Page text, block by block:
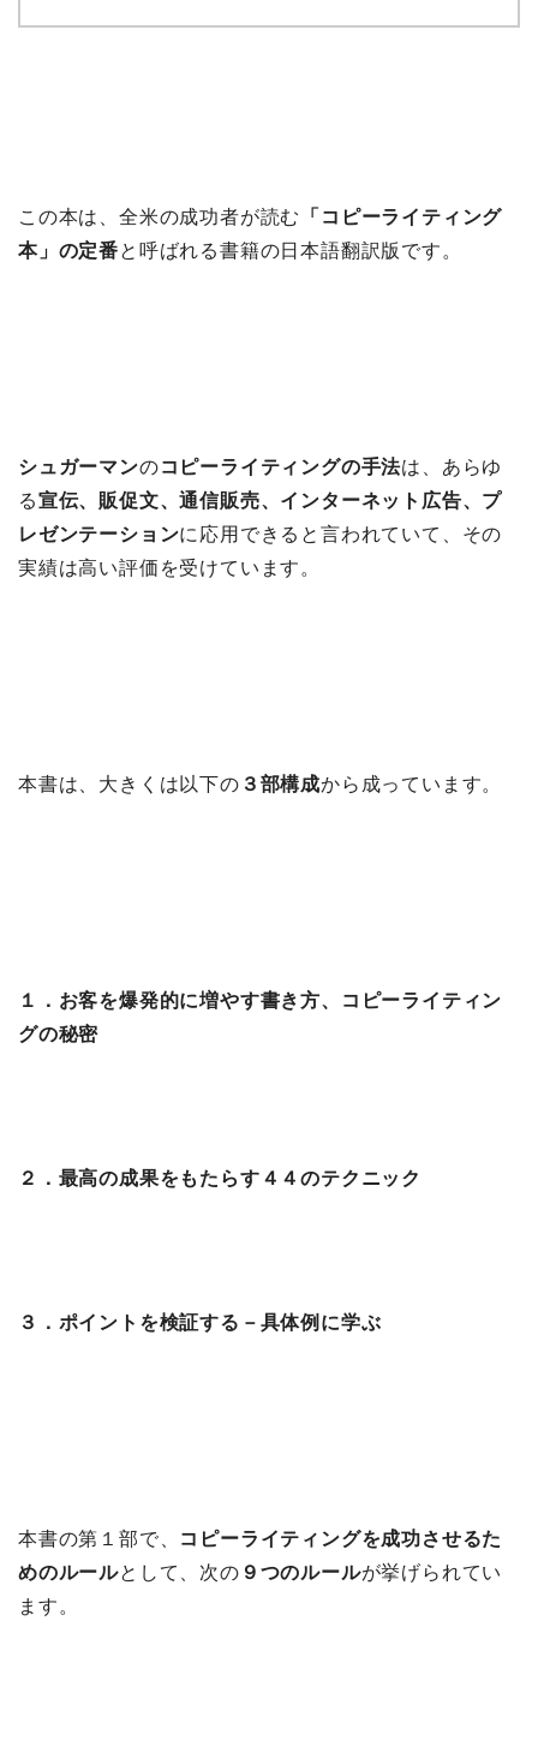
この本は、全米の成功者が読む
「コピーライティング
本」の定番と呼ばれる書籍の日本語翻訳版です。
シュガーマンのコピーライティングの手法は、あらゆ
る宣伝、販促文、通信販売、インターネット広告、プ
レゼンテーションに応用できると言われていて、その
実績は高い評価を受けています。
本書は、大きくは以下の ３部構成から成っています。
１．お客を爆発的に増やす書き方、コピーライティン
グの秘密
２．最高の成果をもたらす４４のテクニック
３．ポイントを検証する－具体例に学ぶ
本書の第１部で、 コピーライティングを成功させるた
めのルールとして、次の ９つのルールが挙げられてい
ます。